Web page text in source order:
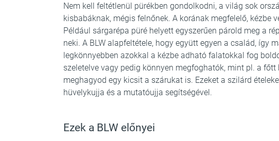
Nem kell feltétlenül pürékben gondolkodni, a világ sok
kisbabáknak, mégis felnőnek. A korának megfelelő, kézbe
Például sárgarépa püré helyett egyszerűen párold meg a
neki. A BLW alapfeltétele, hogy együtt egyen a család, így
legkönnyebben azokkal a kézbe adható falatokkal fog
szeletelve vagy pedig könnyen megfoghatók, mint pl. a főtt
meghagyod egy kicsit a szárukat is. Ezeket a szilárd
hüvelykujja és a mutatóujja segítségével.
Ezek a BLW előnyei